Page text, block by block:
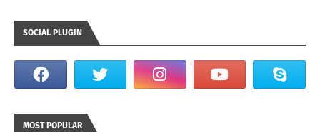
SOCIAL PLUGIN
MOST POPULAR